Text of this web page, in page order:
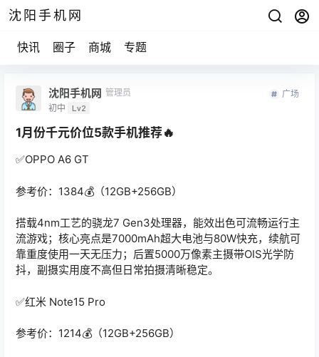
沈阳手机网
快讯 圈子 商城 专题
沈阳手机网 管理员
初中
Lv2
广场
1月份千元价位5款手机推荐🔥
✅️OPPO A6 GT
参考价：1384💰（12GB+256GB）
搭载4nm工艺的骁龙7 Gen3处理器，能效出色可流畅运行主
流游戏；核心亮点是7000mAh超大电池与80W快充，续航可
靠重度使用一天无压力；后置5000万像素主摄带OIS光学防
抖，副摄实用度不高但日常拍摄清晰稳定。
✅️红米 Note15 Pro
参考价：1214💰（12GB+256GB）